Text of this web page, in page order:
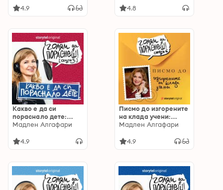
4.9 4.8
Какво е да си
пораснало дете:
Подкаст на Мадлен
Мадлен Алгафари
4.9
Писмо до изгорените
на клада учени:
Голям да пораснеш
Мадлен Алгафари
4.9